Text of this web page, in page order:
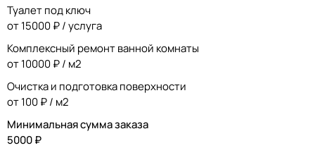
Туалет под ключ
от 15000 ₽ / услуга
Комплексный ремонт ванной комнаты
от 10000 ₽ / м2
Очистка и подготовка поверхности
от 100 ₽ / м2
Минимальная сумма заказа
5000 ₽